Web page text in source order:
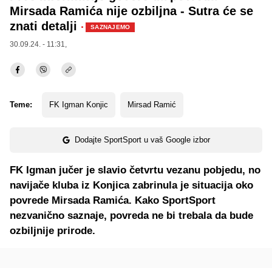
Mirsada Ramića nije ozbiljna - Sutra će se
znati detalji · SAZNAJEMO
30.09.24. - 11:31,
Teme: FK Igman Konjic Mirsad Ramić
Dodajte SportSport u vaš Google izbor
FK Igman jučer je slavio četvrtu vezanu pobjedu, no
navijače kluba iz Konjica zabrinula je situacija oko
povrede Mirsada Ramića. Kako SportSport
nezvanično saznaje, povreda ne bi trebala da bude
ozbiljnije prirode.